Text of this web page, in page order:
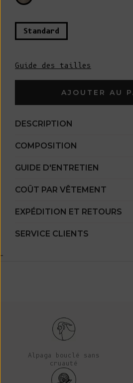
Standard
Guide des tailles
AJOUTER AU
DESCRIPTION
COMPOSITION
GUIDE D'ENTRETIEN
COÛT PAR VÊTEMENT
EXPÉDITION ET RETOURS
SERVICE CLIENTS
-
Alpaga bouclé sans
cruauté